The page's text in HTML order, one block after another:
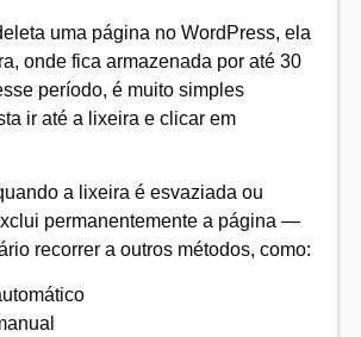
uma página no WordPress, ela
onde fica armazenada por até 30
período, é muito simples
ir até a lixeira e clicar em
a lixeira é esvaziada ou
permanentemente a página —
recorrer a outros métodos, como: